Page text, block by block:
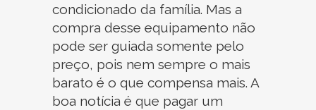
condicionado da família. Mas a
compra desse equipamento não
pode ser guiada somente pelo
preço, pois nem sempre o mais
barato é o que compensa mais. A
boa notícia é que pagar um